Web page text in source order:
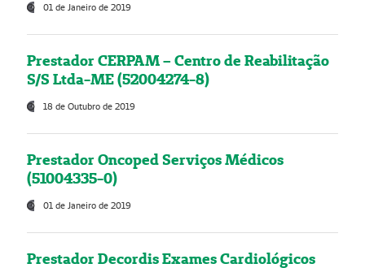
01 de Janeiro de 2019
Prestador CERPAM – Centro de Reabilitação
S/S Ltda-ME (52004274-8)
18 de Outubro de 2019
Prestador Oncoped Serviços Médicos
(51004335-0)
01 de Janeiro de 2019
Prestador Decordis Exames Cardiológicos